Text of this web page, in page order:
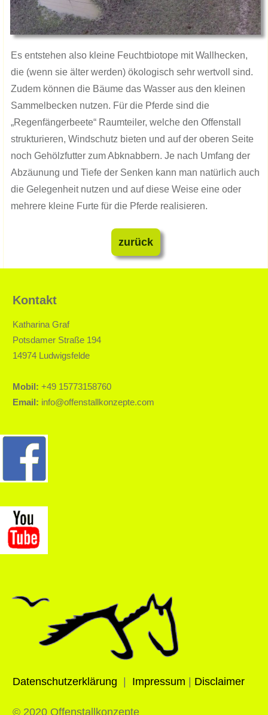
Es entstehen also kleine Feuchtbiotope mit Wallhecken,
die (wenn sie älter werden) ökologisch sehr wertvoll sind.
Zudem können die Bäume das Wasser aus den kleinen
Sammelbecken nutzen. Für die Pferde sind die
„Regenfängerbeete“ Raumteiler, welche den Offenstall
strukturieren, Windschutz bieten und auf der oberen Seite
noch Gehölzfutter zum Abknabbern. Je nach Umfang der
Abzäunung und Tiefe der Senken kann man natürlich auch
die Gelegenheit nutzen und auf diese Weise eine oder
mehrere kleine Furte für die Pferde realisieren.
zurück
Kontakt
Katharina Graf
Potsdamer Straße 194
14974 Ludwigsfelde
Mobil: +49 15773158760
Email: info@offenstallkonzepte.com
Datenschutzerklärung | Impressum | Disclaimer
© 2020 Offenstallkonzepte